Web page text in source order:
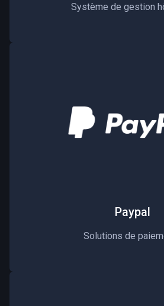
Système de gestion
Paypal
Solutions de